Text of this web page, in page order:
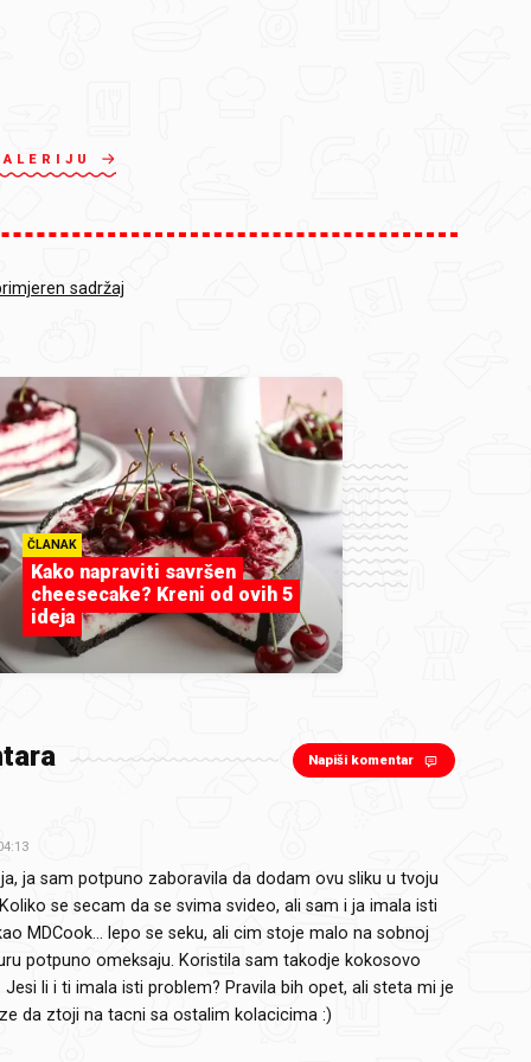
sadržaj
ČLANAK
Kako napraviti savršen
cheesecake? Kreni od ovih 5
ideja
Napiši komentar
ja sam potpuno zaboravila da dodam ovu sliku u tvoju
se secam da se svima svideo, ali sam i ja imala isti
MDCook... lepo se seku, ali cim stoje malo na sobnoj
potpuno omeksaju. Koristila sam takodje kokosovo
li i ti imala isti problem? Pravila bih opet, ali steta mi je
da ztoji na tacni sa ostalim kolacicima :)